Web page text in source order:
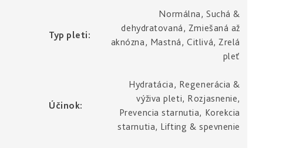
Typ pleti:
Normálna, Suchá &
dehydratovaná, Zmiešaná až
aknózna, Mastná, Citlivá, Zrelá
pleť
Účinok:
Hydratácia, Regenerácia &
výživa pleti, Rozjasnenie,
Prevencia starnutia, Korekcia
starnutia, Lifting & spevnenie